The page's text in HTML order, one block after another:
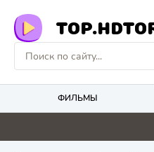
ФИЛЬМЫ
4.1 2.9